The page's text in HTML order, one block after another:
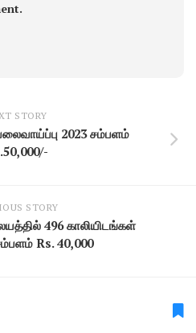
STORY
2023 சம்பளம்
STORY
496 காலியிடங்கள்
Rs. 40,000